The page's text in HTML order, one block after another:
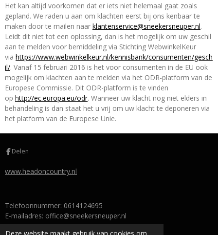
Het kan altijd voorkomen dat er iets niet helemaal gaat zoals
gepland. We raden u aan om klachten eerst bij ons kenbaar te
maken door te mailen naar klantenservice@sneekersneuper.nl.
Leidt dit niet tot een oplossing, dan is het mogelijk om uw geschil
aan te melden voor bemiddeling via Stichting WebwinkelKeur
via https://www.webwinkelkeur.nl/kennisbank/consumenten/gesch
il/. Vanaf 15 februari 2016 is het voor consumenten in de EU ook
mogelijk om klachten aan te melden via het ODR-platform van de
Europese Commissie. Dit ODR-platform is te vinden
op http://ec.europa.eu/odr. Wanneer uw klacht nog niet elders in
behandeling is dan staat het u vrij om uw klacht te deponeren via
het platform van de Europese Unie.
Delen
www.headoncountry.nl
Telefoonnummer: 0614124695
E-mailadres: office@sneekersneuper.nl
KvK-nummer: 90906632